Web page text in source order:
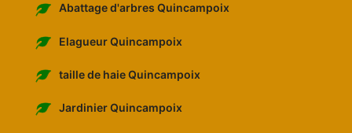
Abattage d'arbres Quincampoix
Elagueur Quincampoix
taille de haie Quincampoix
Jardinier Quincampoix